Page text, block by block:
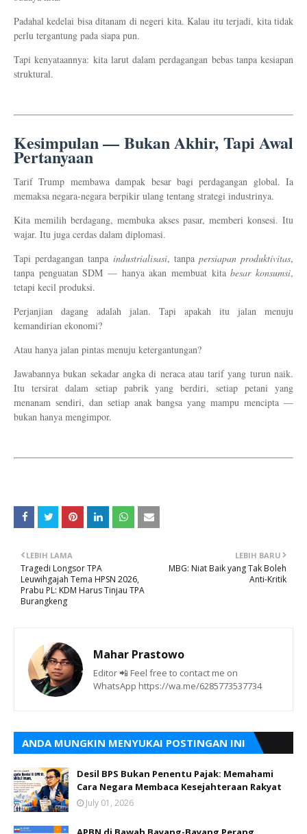
Padahal kedelai bisa ditanam di negeri kita. Kalau itu terjadi, kita tidak
perlu tergantung pada siapa pun.
Tapi kenyataannya: kita larut dalam perdagangan bebas tanpa kesiapan
struktural.
Kesimpulan — Bukan Akhir, Tapi Awal
Pertanyaan
Tarif Trump membawa dampak besar bagi perdagangan global. Ia
memaksa negara-negara berpikir ulang tentang strategi industrinya.
Kita memilih berdagang, membuka akses pasar, memberi konsesi. Itu
wajar. Itu juga cerdas dalam diplomasi.
Tapi perdagangan tanpa industrialisasi, tanpa persiapan produktivitas,
tanpa penguatan SDM — hanya akan membuat kitabesar konsumsi,
tetapi kecil produksi.
Perjanjian dagang adalah jalan. Tapi apakah itu jalan menuju
kemandirian ekonomi?
Atau hanya jalan pintas menuju ketergantungan?
Jawabannya bukan sekadar angka di neraca atau tarif yang turun naik.
Itu tersirat dalam setiap pabrik yang berdiri, setiap petani yang
menanam sendiri, dan setiap anak bangsa yang mampu mencipta —
bukan hanya mengimpor.
LEBIH BARU
MBG: Niat Baik yang Tak Boleh
Anti-Kritik
LEBIH LAMA
Tragedi Longsor TPA
Leuwihgajah Tema HPSN 2026,
Prabu PL: KDM Harus Tinjau TPA
Burangkeng
Mahar Prastowo
Editor 📲 Feel free to contact me on
WhatsApp https://wa.me/6285773537734
ANDA MUNGKIN MENYUKAI POSTINGAN INI
Desil BPS Bukan Penentu Pajak: Memahami
Cara Negara Membaca Kesejahteraan Rakyat
July 01, 2026